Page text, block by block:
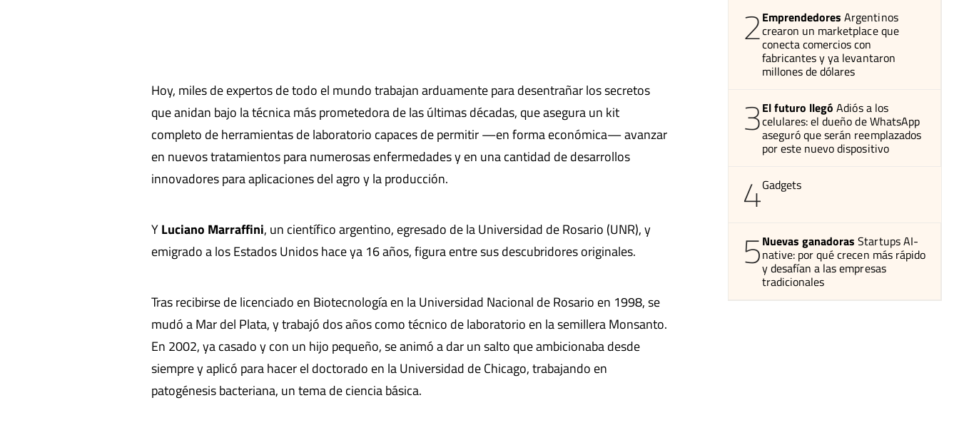
Hoy, miles de expertos de todo el mundo trabajan arduamente para desentrañar los secretos
que anidan bajo la técnica más prometedora de las últimas décadas, que asegura un kit
completo de herramientas de laboratorio capaces de permitir —en forma económica— avanzar
en nuevos tratamientos para numerosas enfermedades y en una cantidad de desarrollos
innovadores para aplicaciones del agro y la producción.
YLuciano Marraffini, un científico argentino, egresado de la Universidad de Rosario (UNR), y
emigrado a los Estados Unidos hace ya 16 años, figura entre sus descubridores originales.
Tras recibirse de licenciado en Biotecnología en la Universidad Nacional de Rosario en 1998, se
mudó a Mar del Plata, y trabajó dos años como técnico de laboratorio en la semillera Monsanto.
En 2002, ya casado y con un hijo pequeño, se animó a dar un salto que ambicionaba desde
siempre y aplicó para hacer el doctorado en la Universidad de Chicago, trabajando en
patogénesis bacteriana, un tema de ciencia básica.
2Emprendedores Argentinos
crearon un marketplace que
conecta comercios con
fabricantes y ya levantaron
millones de dólares
3El futuro llegó Adiós a los
celulares: el dueño de WhatsApp
aseguró que serán reemplazados
por este nuevo dispositivo
4Gadgets
5Nuevas ganadoras Startups AI-
native: por qué crecen más rápido
y desafían a las empresas
tradicionales